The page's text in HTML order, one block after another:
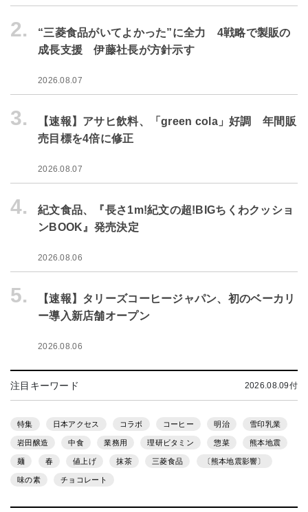
2.
“三菱食品がいてよかった”に全力 4戦略で製販の
成長支援 伊藤社長が方針示す
2026.08.07
3.
【速報】アサヒ飲料、「green cola」好調 年間販
売目標を4倍に修正
2026.08.07
4.
紀文食品、『長さ1m!紀文の超!BIGちくわクッショ
ンBOOK』発売決定
2026.08.06
5.
【速報】タリーズコーヒージャパン、初のベーカリ
ー導入新店舗オープン
2026.08.06
注目キーワード 2026.08.09付
特集 日本アクセス コラボ コーヒー 明治 雪印乳業
岩田醸造 中食 業務用 理研ビタミン 惣菜 熊本地震
麺 春 値上げ 抹茶 三菱食品 〔熊本地震影響〕
味の素 チョコレート